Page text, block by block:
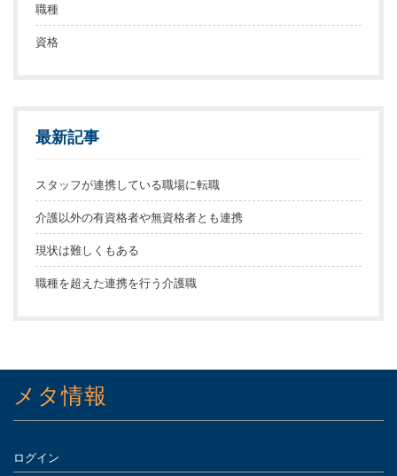
職種
資格
最新記事
スタッフが連携している職場に転職
介護以外の有資格者や無資格者とも連携
現状は難しくもある
職種を超えた連携を行う介護職
メタ情報
ログイン